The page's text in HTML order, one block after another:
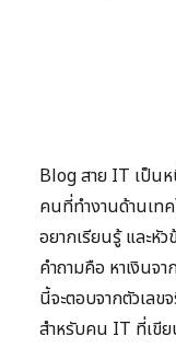
Blog สาย IT เป็น
คนที่ทำงานด้านเทค
อยากเรียนรู้ และหั
คำถามคือ หาเงินจ
นี้จะตอบจากตัวเลข
สำหรับคน IT ที่เขีย